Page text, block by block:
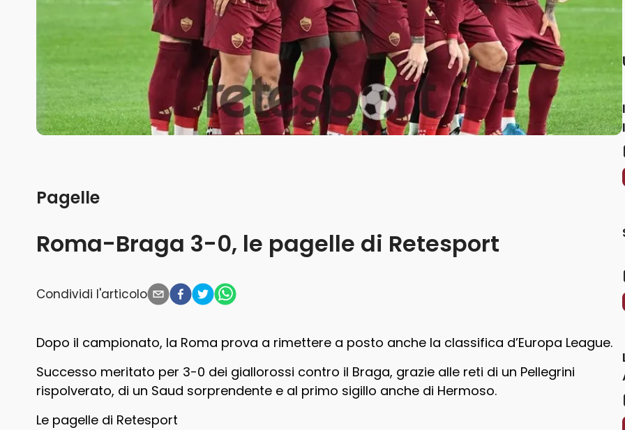
Roma-Braga 3-0, le pagelle di Retesport
Pagelle
Condividi l'articolo
Dopo il campionato, la Roma prova a rimettere a posto anche la classifica d’Europa League.
Successo meritato per 3-0 dei giallorossi contro il Braga, grazie alle reti di un Pellegrini
rispolverato, di un Saud sorprendente e al primo sigillo anche di Hermoso.
Le pagelle di Retesport